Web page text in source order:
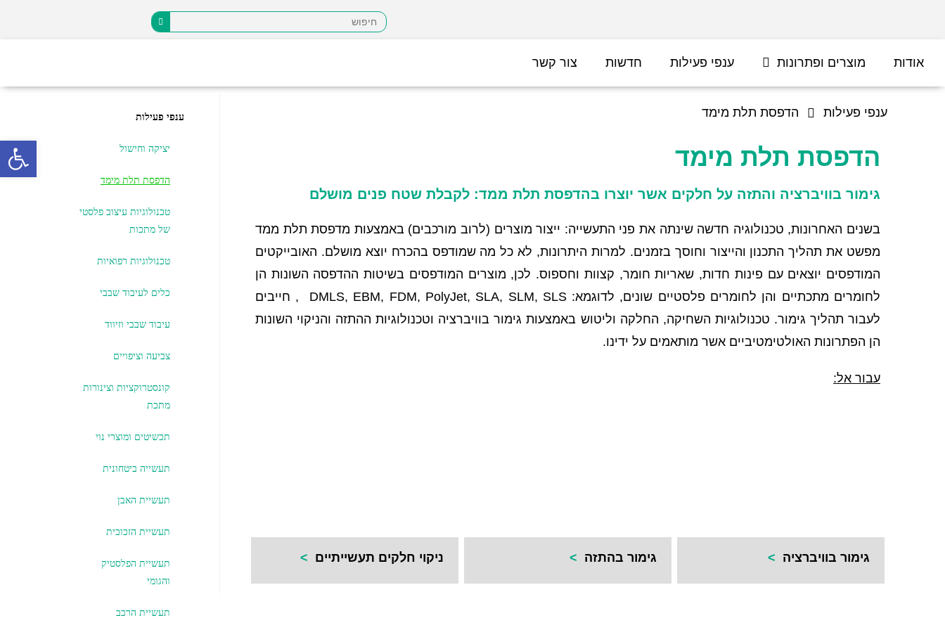
אודות מוצרים ופתרונות ענפי פעילות חדשות צור קשר
ענפי פעילות הדפסת תלת מימד
הדפסת תלת מימד
גימור בוויברציה והתזה על חלקים אשר יוצרו בהדפסת תלת ממד: לקבלת שטח פנים מושלם
בשנים האחרונות, טכנולוגיה חדשה שינתה את פני התעשייה: ייצור מוצרים (לרוב מורכבים) באמצעות מדפסת תלת ממד
מפשט את תהליך התכנון והייצור וחוסך בזמנים. למרות היתרונות, לא כל מה שמודפס בהכרח יוצא מושלם. האובייקטים
המודפסים יוצאים עם פינות חדות, שאריות חומר, קצוות וחספוס. לכן, מוצרים המודפסים בשיטות ההדפסה השונות הן
לחומרים מתכתיים והן לחומרים פלסטיים שונים, לדוגמא: DMLS, EBM, FDM, PolyJet, SLA, SLM, SLS , חייבים
לעבור תהליך גימור. טכנולוגיות השחיקה, החלקה וליטוש באמצעות גימור בוויברציה וטכנולוגיות ההתזה והניקוי השונות
הן הפתרונות האולטימטיביים אשר מותאמים על ידינו.
עבור אל:
גימור בוויברציה > גימור בהתזה > ניקוי חלקים תעשייתיים >
ענפי פעילות
יציקה וחישול
הדפסת תלת מימד
טכנולוגיות עיצוב פלסטי
של מתכות
טכנולוגיות רפואיות
כלים לעיבוד שבבי
עיבוד שבבי וזיווד
צביעה וציפויים
קונסטרוקציות וצינורות
מתכת
תכשיטים ומוצרי נוי
תעשייה ביטחונית
תעשיית האבן
תעשיית הזכוכית
תעשיית הפלסטיק
והגומי
תעשיית הרכב